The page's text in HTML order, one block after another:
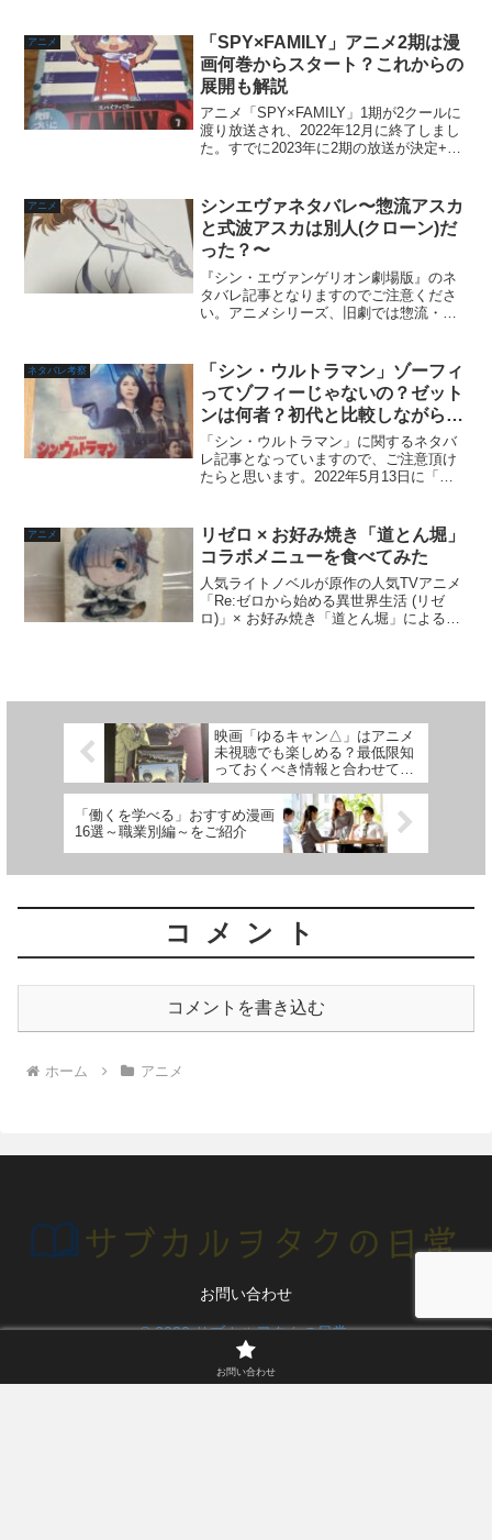
先日池袋へ用事があったので...
アニメ
「SPY×FAMILY」アニメ2期は漫
画何巻からスタート？これからの
展開も解説
アニメ「SPY×FAMILY」1期が2クールに
渡り放送され、2022年12月に終了しまし
た。すでに2023年に2期の放送が決定+劇
心ですね。この記事ではアニ...
アニメ
シンエヴァネタバレ〜惣流アスカ
と式波アスカは別人(クローン)だ
った？〜
『シン・エヴァンゲリオン劇場版』のネ
タバレ記事となりますのでご注意くださ
い。アニメシリーズ、旧劇では惣流・ア
名前が変更されたのはそこまで大きくピ
ックアップされず謎のまま...
ネタバレ考察
「シン・ウルトラマン」ゾーフィ
ってゾフィーじゃないの？ゼット
ンは何者？初代と比較しながらネ
タバレ解説
「シン・ウルトラマン」に関するネタバ
レ記事となっていますので、ご注意頂け
たらと思います。2022年5月13日に「シ
スでは光の星からゾーフィが登場し、宇
宙にゼットンが現れ...
アニメ
リゼロ × お好み焼き「道とん堀」
コラボメニューを食べてみた
人気ライトノベルが原作の人気TVアニメ
「Re:ゼロから始める異世界生活 (リゼ
ロ)」× お好み焼き「道とん堀」によるコ
映画「ゆるキャン△」はアニメ
未視聴でも楽しめる？最低限知
っておくべき情報と合わせて解
説
「働くを学べる」おすすめ漫画
16選～職業別編～をご紹介
コメント
コメントを書き込む
ホーム アニメ
お問い合わせ
© 2020 サブカルヲタクの日常.
お問い合わせ